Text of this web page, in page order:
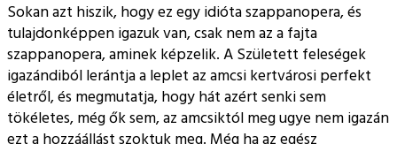
Sokan azt hiszik, hogy ez egy idióta szappanopera, és
tulajdonképpen igazuk van, csak nem az a fajta
szappanopera, aminek képzelik. A Született feleségek
igazándiból lerántja a leplet az amcsi kertvárosi perfekt
életről, és megmutatja, hogy hát azért senki sem
tökéletes, még ők sem, az amcsiktól meg ugye nem igazán
ezt a hozzáállást szoktuk meg. Még ha az egész